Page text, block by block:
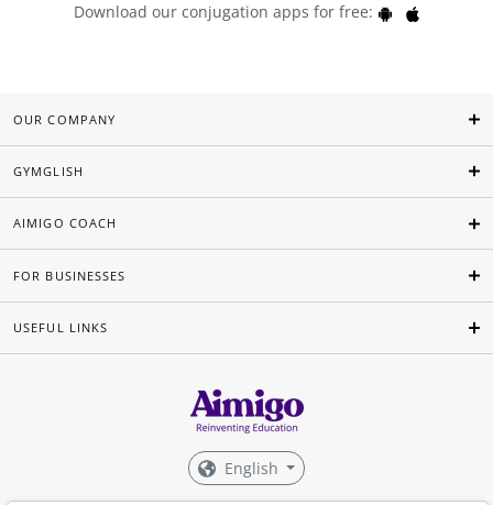
Download our conjugation apps for free:
OUR COMPANY
GYMGLISH
AIMIGO COACH
FOR BUSINESSES
USEFUL LINKS
English